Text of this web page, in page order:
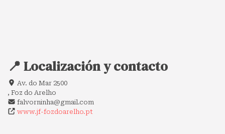
📍 Localización y contacto
Av. do Mar 2500
, Foz do Arelho
falvorninha@gmail.com
www.jf-fozdoarelho.pt